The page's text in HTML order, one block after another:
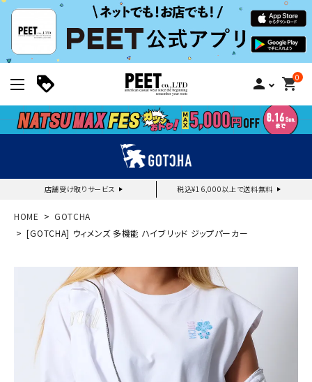
person 0
shopping_cart
店舗受け取りサービス 税込¥16,000以上で送料無料
新規会員登録｜ログイン
search
ブランドメニュー
HOME
GOTCHA
[GOTCHA] ウィメンズ 多機能 ハイブリッド ジップパーカー